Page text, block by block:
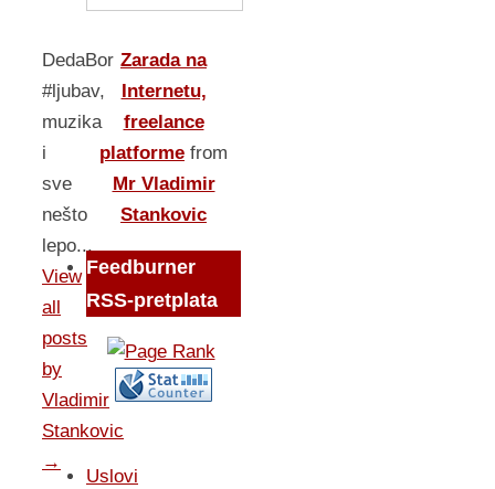
DedaBor
#ljubav,
muzika
i
sve
nešto
lepo...
View
all
posts
by
Vladimir
Stankovic
→
Zarada na
Internetu,
freelance
platforme from
Mr Vladimir
Stankovic
Feedburner
RSS-pretplata
Uslovi